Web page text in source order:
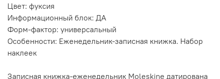
Цвет: фуксия
Информационный блок: ДА
Форм-фактор: универсальный
Особенности: Еженедельник-записная книжка. Набор
наклеек
Записная книжка-еженедельник Moleskine датирована